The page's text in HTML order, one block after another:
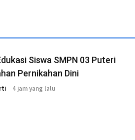
Siswa SMPN 03 Puteri
Pernikahan Dini
4 jam yang lalu